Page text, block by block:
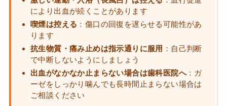
により出血が続くことがあります
喫煙は控える ：傷口の回復を遅らせる可能性があ
ります
抗生物質・痛み止めは指示通りに服用 ：自己判断
で中断しないようにしましょう
出血がなかなか止まらない場合は歯科医院へ：ガ
ーゼをしっかり噛んでも長時間止まらない場合は
ご相談ください